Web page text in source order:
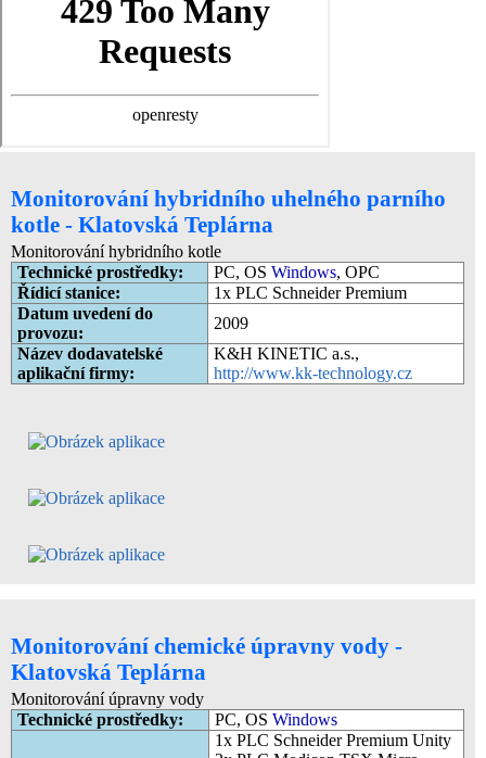
Monitorování hybridního uhelného parního
kotle - Klatovská Teplárna
Monitorování hybridního kotle
Technické prostředky:
PC, OS Windows, OPC
Řídicí stanice:
1x PLC Schneider Premium
Datum uvedení do
provozu:
2009
Název dodavatelské
aplikační firmy:
K&H KINETIC a.s.,
http://www.kk-technology.cz
Monitorování chemické úpravny vody -
Klatovská Teplárna
Monitorování úpravny vody
Technické prostředky:
PC, OS Windows
1x PLC Schneider Premium Unity